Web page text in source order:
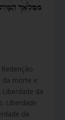
da morte e
da
Liberdade
da